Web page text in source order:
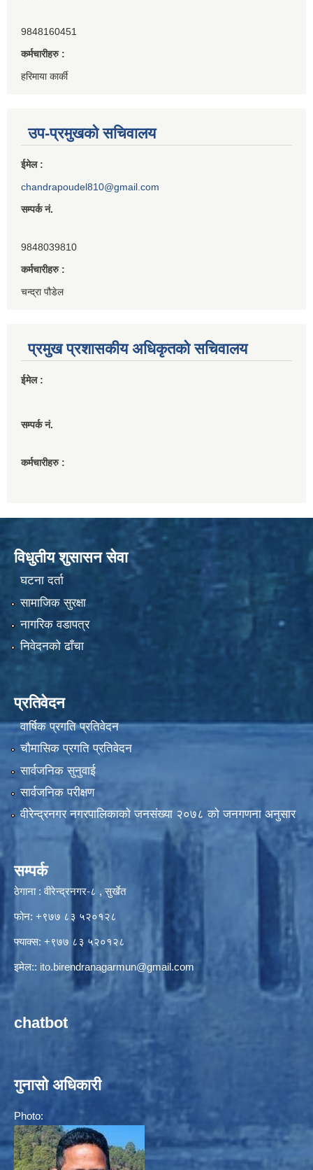
9848160451
कर्मचारीहरु :
हरिमाया कार्की
उप-प्रमुखको सचिवालय
ईमेल :
chandrapoudel810@gmail.com
सम्पर्क नं.
9848039810
कर्मचारीहरु :
चन्द्रा पौडेल
प्रमुख प्रशासकीय अधिकृतको सचिवालय
ईमेल :
सम्पर्क नं.
कर्मचारीहरु :
विधुतीय शुसासन सेवा
घटना दर्ता
सामाजिक सुरक्षा
नागरिक वडापत्र
निवेदनको ढाँचा
प्रतिवेदन
वार्षिक प्रगति प्रतिवेदन
चौमासिक प्रगति प्रतिवेदन
सार्वजनिक सुनुवाई
सार्वजनिक परीक्षण
वीरेन्द्रनगर नगरपालिकाकाे जनसंख्या २०७८ काे जनगणना अनुसार
सम्पर्क
ठेगाना : वीरेन्द्रनगर-८ , सुर्खेत
फोन: +९७७ ८३ ५२०१२८
फ्याक्स: +९७७ ८३ ५२०१२८
इमेल:: ito.birendranagarmun@gmail.com
chatbot
गुनासो अधिकारी
Photo: